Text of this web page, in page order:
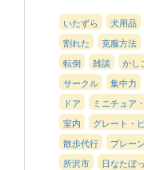
いたずら 犬用品
割れた
克服方法
転倒
雑談 かし
サークル
集中力
ドア
ミニチュア
室内
グレート・
散歩代行
プレー
所沢市
日なたぼ